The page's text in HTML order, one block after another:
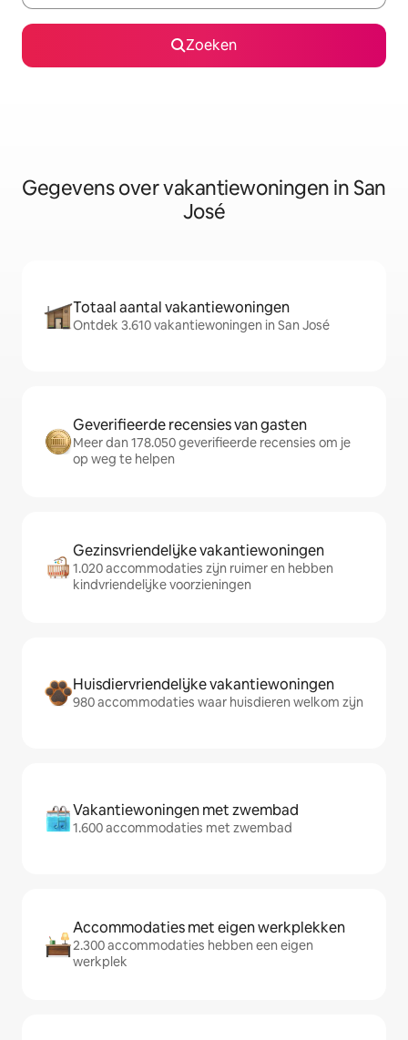
Zoeken
Gegevens over vakantiewoningen in San
José
Totaal aantal vakantiewoningen
Ontdek 3.610 vakantiewoningen in San José
Geverifieerde recensies van gasten
Meer dan 178.050 geverifieerde recensies om je
op weg te helpen
Gezinsvriendelijke vakantiewoningen
1.020 accommodaties zijn ruimer en hebben
kindvriendelijke voorzieningen
Huisdiervriendelijke vakantiewoningen
980 accommodaties waar huisdieren welkom zijn
Vakantiewoningen met zwembad
1.600 accommodaties met zwembad
Accommodaties met eigen werkplekken
2.300 accommodaties hebben een eigen
werkplek